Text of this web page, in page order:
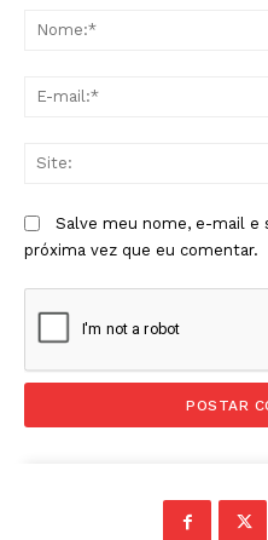
Salve meu nome, e-mail e
próxima vez que eu comentar.